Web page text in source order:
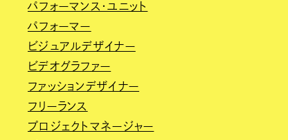
パフォーマンス・ユニット
パフォーマー
ビジュアルデザイナー
ビデオグラファー
ファッションデザイナー
フリーランス
プロジェクトマネージャー